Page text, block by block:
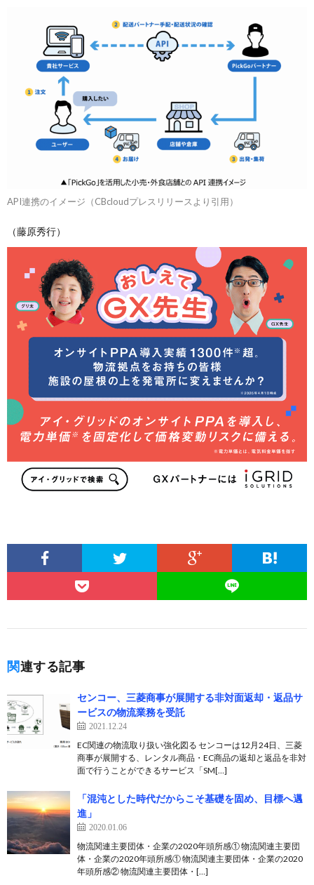
API連携のイメージ（CBcloudプレスリリースより引用）
（藤原秀行）
関連する記事
センコー、三菱商事が展開する非対面返却・返品サ
ービスの物流業務を受託
2021.12.24
EC関連の物流取り扱い強化図る センコーは12月24日、三菱
商事が展開する、レンタル商品・EC商品の返却と返品を非対
面で行うことができるサービス「SM[…]
「混沌とした時代だからこそ基礎を固め、目標へ邁
進」
2020.01.06
物流関連主要団体・企業の2020年頭所感① 物流関連主要団
体・企業の2020年頭所感① 物流関連主要団体・企業の2020
年頭所感② 物流関連主要団体・[…]